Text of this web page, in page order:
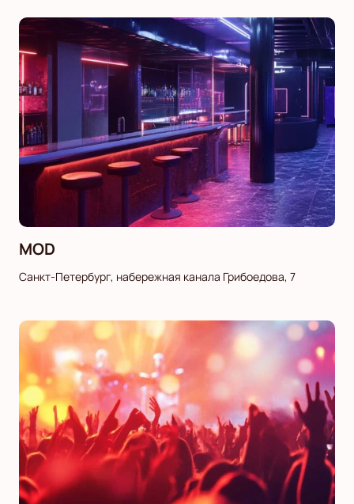
MOD
Санкт-Петербург, набережная канала Грибоедова, 7